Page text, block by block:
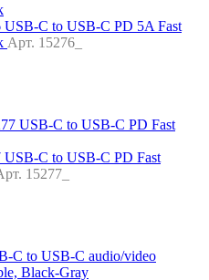
C to USB-C PD 5A Fast
Арт. 15276_
C to USB-C PD Fast
15277_